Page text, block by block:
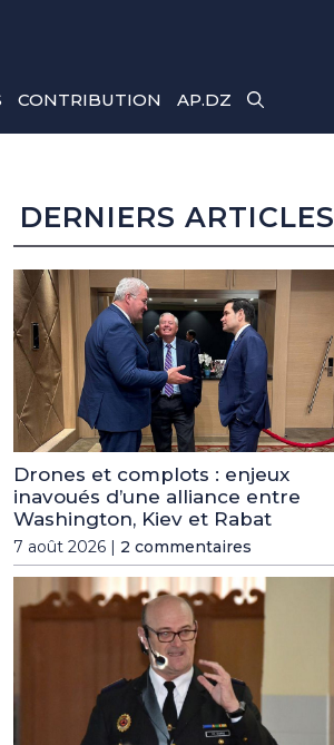
CONTRIBUTION AP.DZ
DERNIERS ARTICLES
Drones et complots : enjeux
inavoués d’une alliance entre
Washington, Kiev et Rabat
7 août 2026 | 2 commentaires